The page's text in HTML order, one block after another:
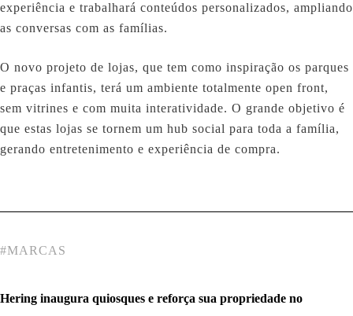
experiência e trabalhará conteúdos personalizados, ampliando
as conversas com as famílias.
O novo projeto de lojas, que tem como inspiração os parques
e praças infantis, terá um ambiente totalmente open front,
sem vitrines e com muita interatividade. O grande objetivo é
que estas lojas se tornem um hub social para toda a família,
gerando entretenimento e experiência de compra.
#MARCAS
Hering inaugura quiosques e reforça sua propriedade no